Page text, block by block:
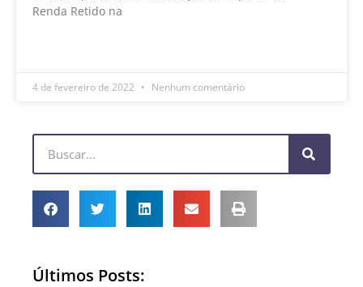
Renda Retido na
4 de fevereiro de 2022 Nenhum comentário
Últimos Posts: